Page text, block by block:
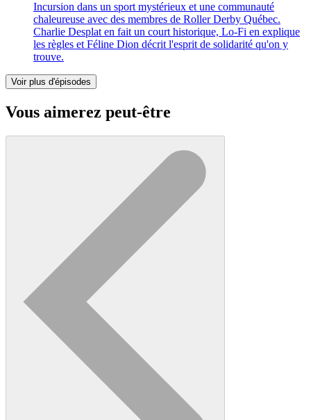
Incursion dans un sport mystérieux et une communauté
chaleureuse avec des membres de Roller Derby Québec.
Charlie Desplat en fait un court historique, Lo-Fi en explique
les règles et Féline Dion décrit l'esprit de solidarité qu'on y
trouve.
Voir plus d'épisodes
Vous aimerez peut-être